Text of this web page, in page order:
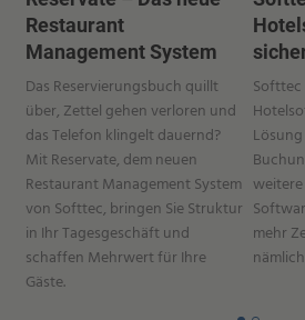
Restaurant
Management System
Das Reservierungsbuch quillt
über, Zettel gehen verloren und
das Telefon klingelt dauernd?
Mit Reservate, dem neuen
Restaurant Management System
von Softtec, bringen Sie Struktur
in Ihr Tagesgeschäft und
schaffen Mehrwert für Ihre
Gäste.
mehr